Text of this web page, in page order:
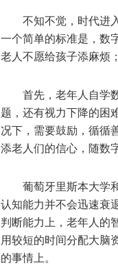
不知不觉，时代进
一个简单的标准是，数
老人不愿给孩子添麻烦
首先，老年人自学
题，还有视力下降的困
况下，需要鼓励，循循
添老人们的信心，随数
葡萄牙里斯本大学
认知能力并不会迅速衰
判断能力上，老年人的
用较短的时间分配大脑
的事情上。